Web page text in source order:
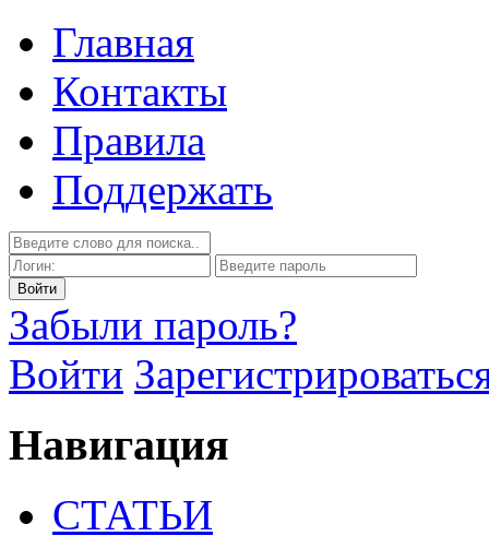
Главная
Контакты
Правила
Поддержать
Забыли пароль?
Войти
Навигация
СТАТЬИ